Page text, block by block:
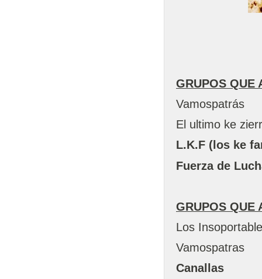
GRUPOS QUE
Vamospatrás
El ultimo ke
L.K.F (los ke
Fuerza de
GRUPOS QUE
Los
Vamospatras
Canallas